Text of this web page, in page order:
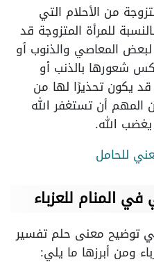
من الأحلام التي
للمرأة المتزوجة قد
لبعض المعاصي والذنوب أو
شعورها بالذنب أو
يكون تحذيرًا لها من
أن تستغفر الله
الله.
للحامل
المنام للعزباء
توضيح معنى حلم تفسير
ومن أبرزها ما يلي: